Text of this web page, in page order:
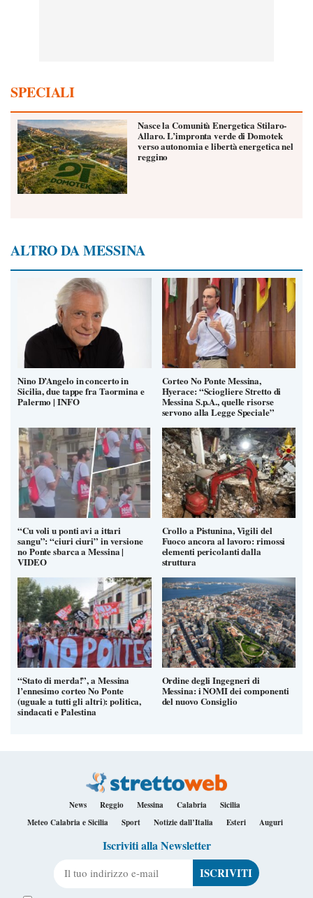
SPECIALI
Nasce la Comunità Energetica Stilaro-
Allaro. L’impronta verde di Domotek
verso autonomia e libertà energetica nel
reggino
ALTRO DA MESSINA
Nino D’Angelo in concerto in
Sicilia, due tappe fra Taormina e
Palermo | INFO
Corteo No Ponte Messina,
Hyerace: “Sciogliere Stretto di
Messina S.p.A., quelle risorse
servono alla Legge Speciale”
“Cu voli u ponti avi a ittari
sangu”: “ciuri ciuri” in versione
no Ponte sbarca a Messina |
VIDEO
Crollo a Pistunina, Vigili del
Fuoco ancora al lavoro: rimossi
elementi pericolanti dalla
struttura
“Stato di merda!”, a Messina
l’ennesimo corteo No Ponte
(uguale a tutti gli altri): politica,
sindacati e Palestina
Ordine degli Ingegneri di
Messina: i NOMI dei componenti
del nuovo Consiglio
News Reggio Messina Calabria
Sicilia
Meteo Calabria e Sicilia
Sport Notizie dall’Italia Esteri Auguri
Iscriviti alla Newsletter